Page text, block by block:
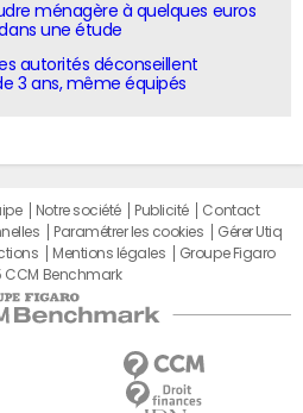
ménagère à quelques euros
une étude
autorités déconseillent
3 ans, même équipés
Notre société Publicité
Contact
Paramétrer les cookies
Gérer Utiq
Mentions légales
Groupe Figaro
CCM Benchmark